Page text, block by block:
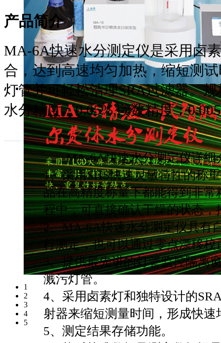
1
2
3
4
5
产品简介
MA-6A快速水分测定仪是采用卤
合，达到高速均匀加热，缩短测
灯管并可轻松清理SRA过滤器。规
水分精度：0.05%,读数精度：
详细资料
MA-6A快速水分测定仪详细
1、采用SHS快速灵敏特性的称
品在高精度称量下都能得到非
程中，可直接确认干燥的状态，
2、MA-6A快速水分测定仪具有
行测定，也可以通过零点漂移
3、提供最先进的灯管监控隔离
溅污灯管。
4、采用卤素灯和独特设计的
射器来缩短测量时间，形成快速
5、测定结果存储功能。